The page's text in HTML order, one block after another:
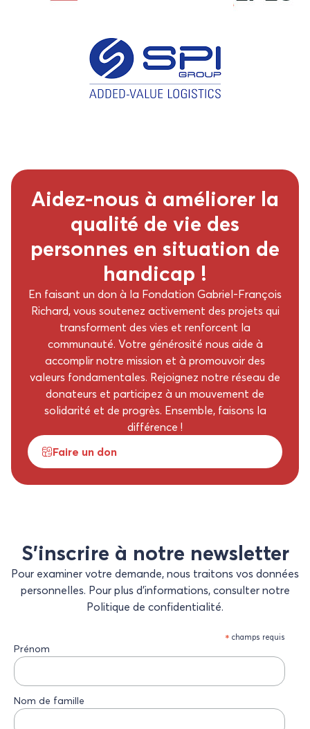
Aidez-nous à améliorer la
qualité de vie des
personnes en situation de
handicap !
En faisant un don à la Fondation Gabriel-François
Richard, vous soutenez activement des projets qui
transforment des vies et renforcent la
communauté. Votre générosité nous aide à
accomplir notre mission et à promouvoir des
valeurs fondamentales. Rejoignez notre réseau de
donateurs et participez à un mouvement de
solidarité et de progrès. Ensemble, faisons la
différence !
Faire un don
S’inscrire à notre newsletter
Pour examiner votre demande, nous traitons vos données
personnelles. Pour plus d’informations, consulter notre
Politique de confidentialité.
* champs requis
Prénom
Nom de famille